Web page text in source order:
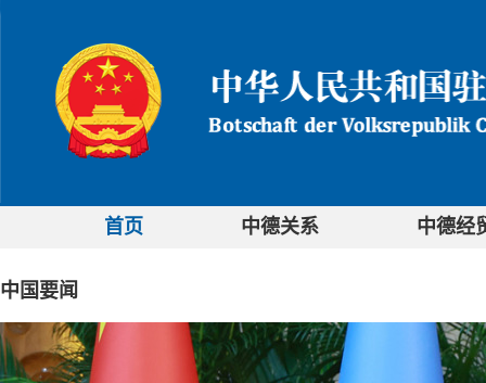
首页 中德关系 中德经
中国要闻